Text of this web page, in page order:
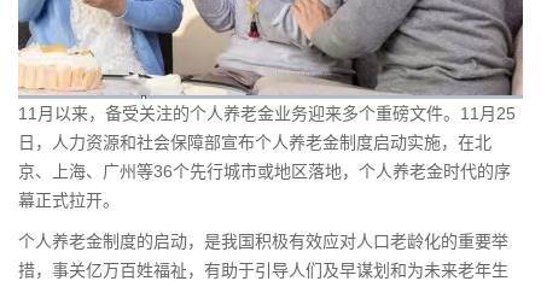
11月以来，备受关注的个人养老金业务迎来多个重磅文件。11月25
日，
人力资源和社会保障部宣布个人养老金制度启动实施，在北
京、上海、广州等36个先行城市或地区落地，个人养老金时代的序
幕正式拉开。
个人养老金制度的启动，是我国积极有效应对人口老龄化的重要举
措，事关亿万百姓福祉，有助于引导人们及早谋划和为未来老年生